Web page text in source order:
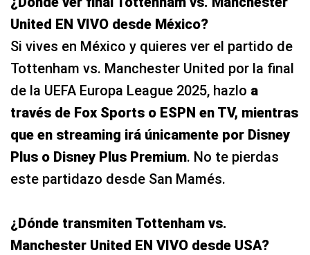
United EN VIVO desde México?
Si vives en México y quieres ver el partido de
Tottenham vs. Manchester United por la final
de la UEFA Europa League 2025, hazlo a
través de Fox Sports o ESPN en TV, mientras
que en streaming irá únicamente por Disney
Plus o Disney Plus Premium. No te pierdas
este partidazo desde San Mamés.
¿Dónde transmiten Tottenham vs.
Manchester United EN VIVO desde USA?